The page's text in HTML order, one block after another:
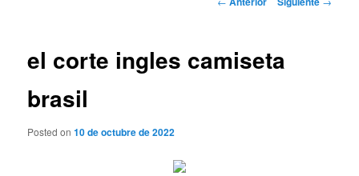
el corte ingles camiseta
brasil
Posted on10 de octubre de 2022